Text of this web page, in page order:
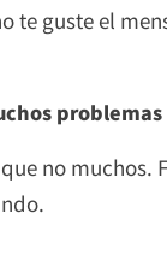
te guste el
problemas
no